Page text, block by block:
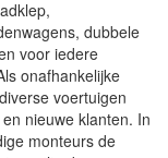
dubbele
voor iedere
onafhankelijke
voertuigen
nieuwe klanten. In
monteurs de